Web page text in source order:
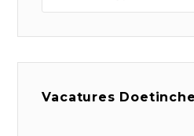
Vacatures